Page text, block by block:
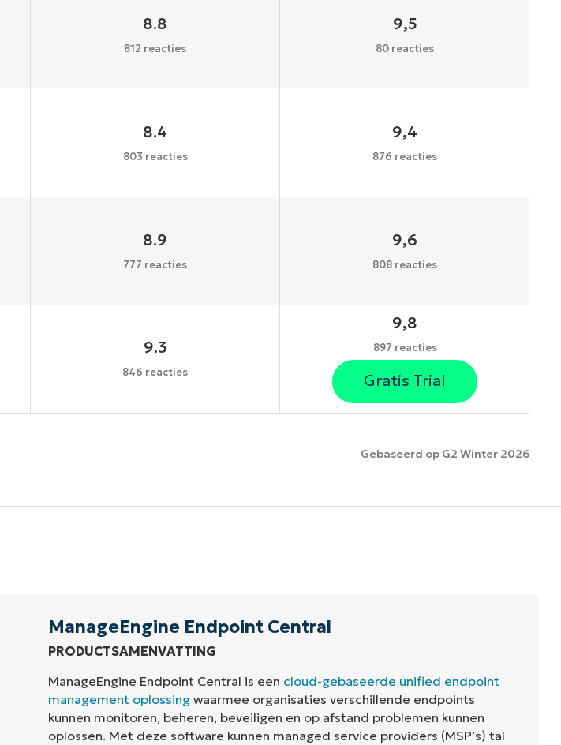
8.8
812 reacties
9,5
80 reacties
8.4
803 reacties
9,4
876 reacties
8.9
777 reacties
9,6
808 reacties
9.3
846 reacties
9,8
897 reacties
Gratis Trial
Gebaseerd op G2 Winter 2026
ManageEngine Endpoint Central
PRODUCTSAMENVATTING
ManageEngine Endpoint Central is een cloud-gebaseerde unified endpoint
management oplossing waarmee organisaties verschillende endpoints
kunnen monitoren, beheren, beveiligen en op afstand problemen kunnen
oplossen. Met deze software kunnen managed service providers (MSP’s) tal
First
number*
Company